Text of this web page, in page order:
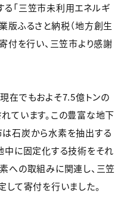
「三笠市未利用エネルギ
版ふるさと納税（地方創生
付を行い、三笠市より感謝
在でもおよそ7.5億トンの
ています。この豊富な地下
石炭から水素を抽出する
中に固定化する技術をそれ
への取組みに関連し、三笠
て寄付を行いました。